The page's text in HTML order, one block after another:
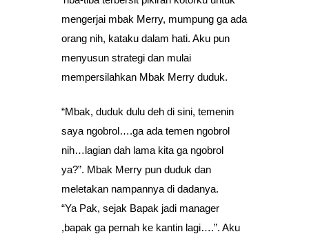
mengerjai mbak Merry, mumpung ga ada
orang nih, kataku dalam hati. Aku pun
menyusun strategi dan mulai
mempersilahkan Mbak Merry duduk.
“Mbak, duduk dulu deh di sini, temenin
saya ngobrol….ga ada temen ngobrol
nih…lagian dah lama kita ga ngobrol
ya?”. Mbak Merry pun duduk dan
meletakan nampannya di dadanya.
“Ya Pak, sejak Bapak jadi manager
,bapak ga pernah ke kantin lagi….”. Aku